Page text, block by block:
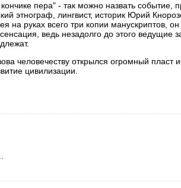
пера" - так можно назвать
этнограф, лингвист, историк Юрий
на руках всего три копии манускриптов,
ведь незадолго до этого ведущие
человечеству открылся огромный пласт
цивилизации.